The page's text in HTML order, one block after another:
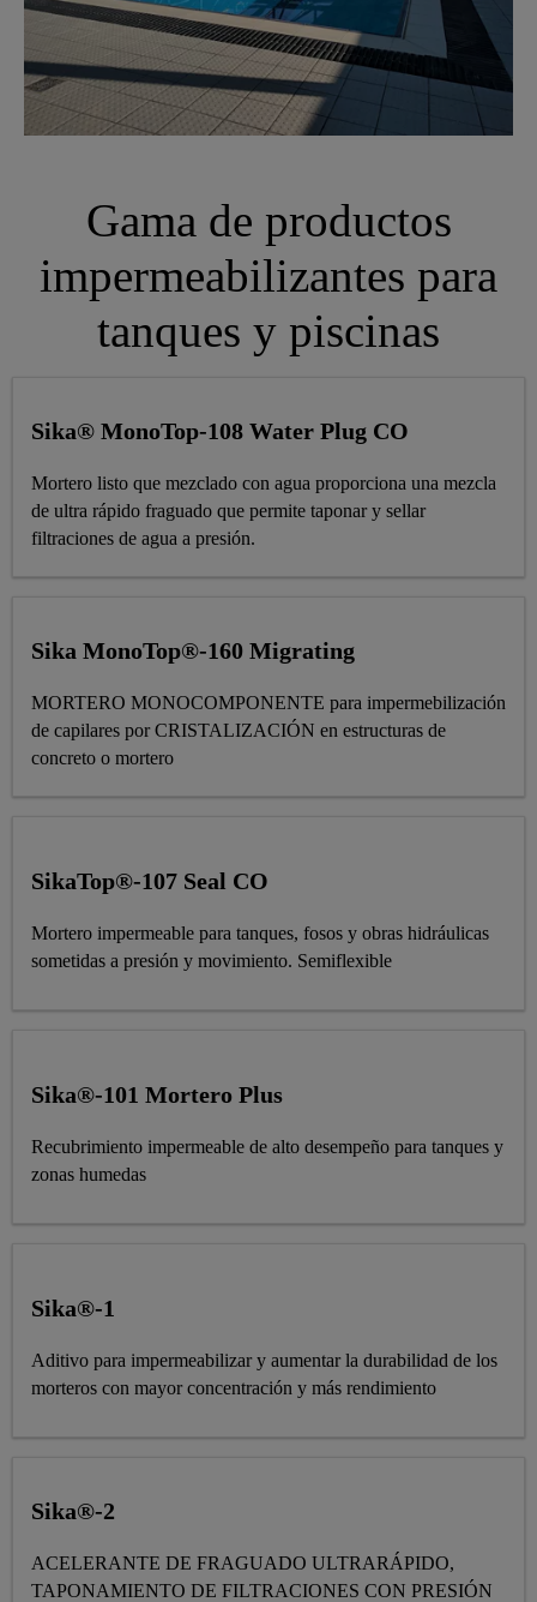
Gama de productos
impermeabilizantes para
tanques y piscinas
Sika® MonoTop-108 Water Plug CO
Mortero listo que mezclado con agua proporciona una mezcla
de ultra rápido fraguado que permite taponar y sellar
filtraciones de agua a presión.
Sika MonoTop®-160 Migrating
MORTERO MONOCOMPONENTE para impermebilización
de capilares por CRISTALIZACIÓN en estructuras de
concreto o mortero
SikaTop®-107 Seal CO
Mortero impermeable para tanques, fosos y obras hidráulicas
sometidas a presión y movimiento. Semiflexible
Sika®-101 Mortero Plus
Recubrimiento impermeable de alto desempeño para tanques y
zonas humedas
Sika®-1
Aditivo para impermeabilizar y aumentar la durabilidad de los
morteros con mayor concentración y más rendimiento
Sika®-2
ACELERANTE DE FRAGUADO ULTRARÁPIDO,
TAPONAMIENTO DE FILTRACIONES CON PRESIÓN